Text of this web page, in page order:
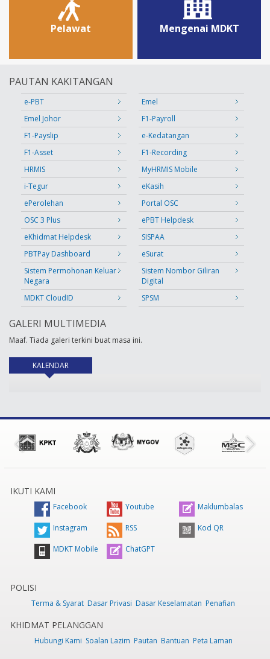
Pelawat Mengenai MDKT
PAUTAN KAKITANGAN
e-PBT
Emel
Emel Johor
F1-Payroll
F1-Payslip
e-Kedatangan
F1-Asset
F1-Recording
HRMIS
MyHRMIS Mobile
i-Tegur
eKasih
ePerolehan
Portal OSC
OSC 3 Plus
ePBT Helpdesk
eKhidmat Helpdesk
SISPAA
PBTPay Dashboard
eSurat
Sistem Permohonan Keluar
Negara
Sistem Nombor Giliran
Digital
MDKT CloudID
SPSM
GALERI MULTIMEDIA
Maaf. Tiada galeri terkini buat masa ini.
KALENDAR(tab aktif)
IKUTI KAMI
Facebook Youtube Maklumbalas
Instagram RSS Kod QR
MDKT Mobile ChatGPT
POLISI
Terma & Syarat Dasar Privasi Dasar Keselamatan Penafian
KHIDMAT PELANGGAN
Hubungi Kami Soalan Lazim Pautan Bantuan Peta Laman